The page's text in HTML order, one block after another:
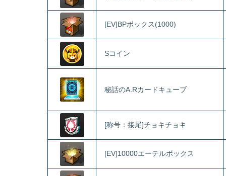
[EV]BPボックス(1000)
Sコイン
秘話のA.Rカードキューブ
[称号：接尾]チョキチョキ
[EV]10000エーテルボックス